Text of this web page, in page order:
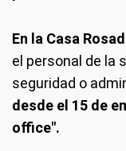
En la Casa
el personal de la
seguridad o
desde el 15 de
office".